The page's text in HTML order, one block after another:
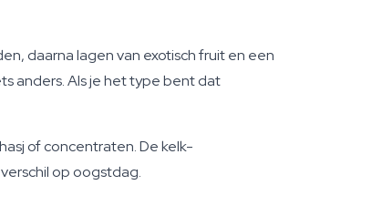
daarna lagen van exotisch fruit en een
anders. Als je het type bent dat
of concentraten. De kelk-
op oogstdag.